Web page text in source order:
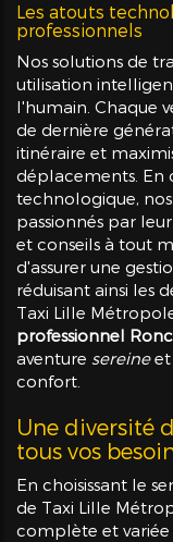
Les atouts
professionnels
Nos solutions de
utilisation
l'humain. Chaque
de dernière
itinéraire et
déplacements. En
technologique,
passionnés par
et conseils à tout
d'assurer une
réduisant ainsi les
Taxi Lille
professionnel
aventure sereineet
confort.
Une diversité
tous vos
En choisissant le
de Taxi Lille
complète et